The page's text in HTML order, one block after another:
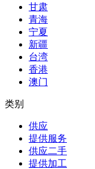
甘肃
青海
宁夏
新疆
台湾
香港
澳门
类别
供应
提供服务
供应二手
提供加工